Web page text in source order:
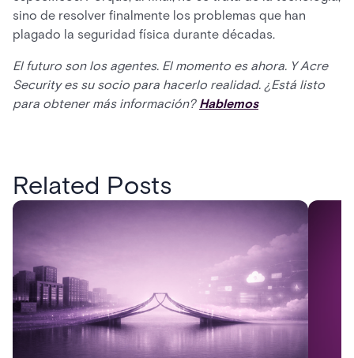
sino de resolver finalmente los problemas que han
plagado la seguridad física durante décadas.
El futuro son los agentes. El momento es ahora. Y Acre
Security es su socio para hacerlo realidad. ¿Está listo
para obtener más información? Hablemos
Related Posts